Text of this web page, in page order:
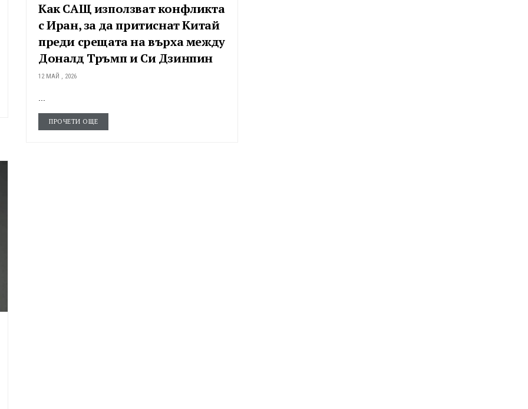
Как САЩ използват конфликта
с Иран, за да притиснат Китай
преди срещата на върха между
Доналд Тръмп и Си Дзинпин
12 МАЙ , 2026
...
ПРОЧЕТИ ОЩЕ